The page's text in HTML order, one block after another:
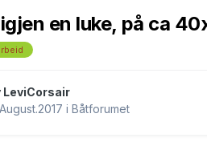
en luke, på ca
LeviCorsair
i Båtforumet